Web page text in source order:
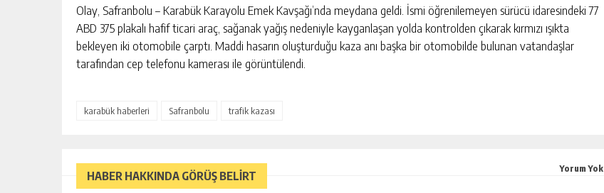
Olay, Safranbolu – Karabük Karayolu Emek Kavşağı’nda meydana geldi. İsmi öğrenilemeyen sürücü idaresindeki 77
ABD 375 plakalı hafif ticari araç, sağanak yağış nedeniyle kayganlaşan yolda kontrolden çıkarak kırmızı ışıkta
bekleyen iki otomobile çarptı. Maddi hasarın oluşturduğu kaza anı başka bir otomobilde bulunan vatandaşlar
tarafından cep telefonu kamerası ile görüntülendi.
karabük haberleri Safranbolu trafik kazası
HABER HAKKINDA GÖRÜŞ BELİRT
Yorum Yok